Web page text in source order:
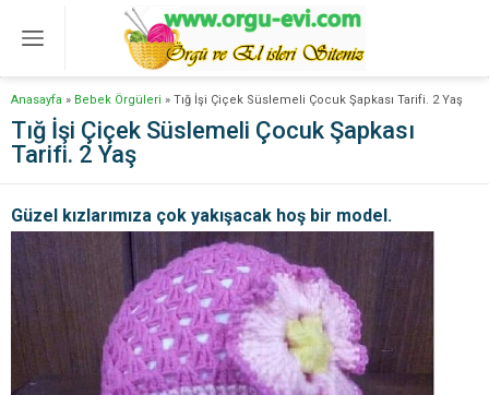
Anasayfa » Bebek Örgüleri » Tığ İşi Çiçek Süslemeli Çocuk Şapkası Tarifi. 2 Yaş
Tığ İşi Çiçek Süslemeli Çocuk Şapkası
Tarifi. 2 Yaş
Güzel kızlarımıza çok yakışacak hoş bir model.